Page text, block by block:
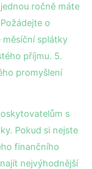
ročně máte
o
měsíční splátky
příjmu. 5.
promyšlení
s
Pokud si nejste
finančního
nejvýhodnější